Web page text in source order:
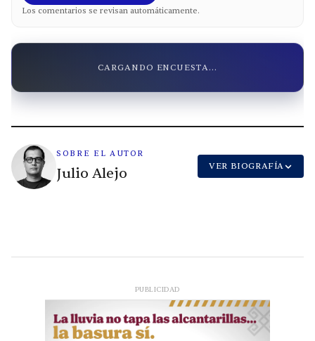
Los comentarios se revisan automáticamente.
CARGANDO ENCUESTA...
SOBRE EL AUTOR
Julio Alejo VER BIOGRAFÍA
PUBLICIDAD